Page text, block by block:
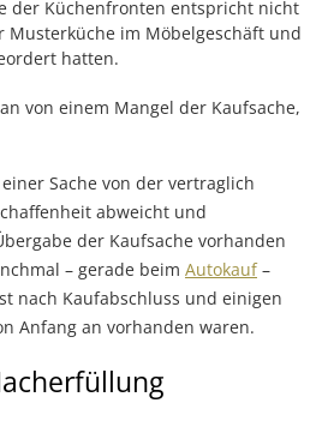
der Küchenfronten entspricht nicht
Musterküche im Möbelgeschäft und
hatten.
von einem Mangel der Kaufsache,
Sache von der vertraglich
abweicht und
der Kaufsache vorhanden
– gerade beim Autokauf–
nach Kaufabschluss und einigen
Anfang an vorhanden waren.